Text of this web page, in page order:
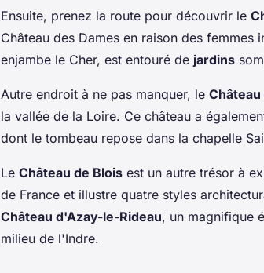
Ensuite, prenez la route pour découvrir le
Château des Dames en raison des femmes
enjambe le Cher, est entouré de jardins
Autre endroit à ne pas manquer, le
la vallée de la Loire. Ce château a
dont le tombeau repose dans la chapelle
Le Château de Blois est un autre trésor à
de France et illustre quatre styles
Château d'Azay-le-Rideau, un magnifique
milieu de l'Indre.